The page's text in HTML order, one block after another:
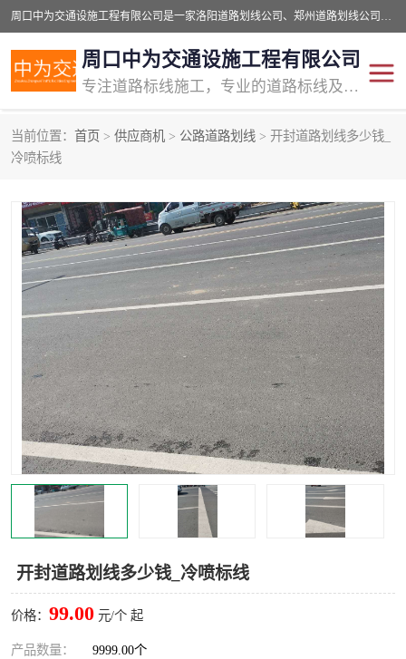
周口中为交通设施工程有限公司是一家洛阳道路划线公司、郑州道路划线公司、平顶山道路车位划线公司、开封车位划线公司、许昌道路车位划线公司、漯河道路车位划线公司，公司始终坚持“诚信、匠心、专注”的宗旨；我们的经营理念是：的服务。
周口中为交通设施工程有限公司
专注道路标线施工，专业的道路标线及交通设施施工服务商!
当前位置： 首页 > 供应商机 > 公路道路划线 > 开封道路划线多少钱_
冷喷标线
开封道路划线多少钱_冷喷标线
价格： 99.00 元/个 起
产品数量： 9999.00个
交通道路标线
道路标线划线 马路标线
道路标线 道路划线